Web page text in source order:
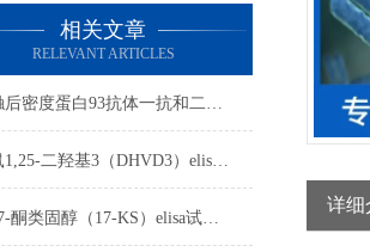
相关文章
RELEVANT ARTICLES
突触后密度蛋白93抗体一抗和二抗的区别
小鼠1,25-二羟基3（DHVD3）elisa试剂盒注意事项
鸡17-酮类固醇（17-KS）elisa试剂盒操作步骤
详细